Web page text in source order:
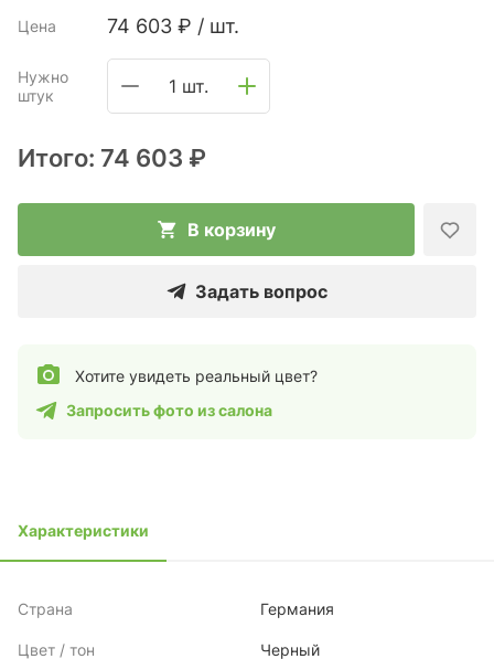
Цена 74 603 ₽ / шт.
Нужно
штук
1 шт.
Итого: 74 603 ₽
В корзину
Задать вопрос
Хотите увидеть реальный цвет?
Запросить фото из салона
Характеристики
Страна Германия
Цвет / тон Черный